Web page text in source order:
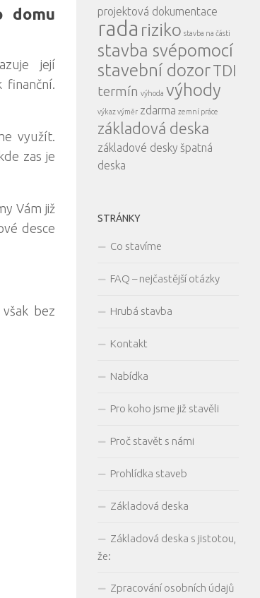
domu
její
finanční.
využít.
zas je
Vám již
desce
bez
projektová dokumentace
rada riziko stavba na části
stavba svépomocí
stavební dozorTDI
termín výhoda výhody
výkaz výměr zdarma zemní práce
základová deska
základové desky špatná
deska
STRÁNKY
Co stavíme
FAQ – nejčastější otázky
Hrubá stavba
Kontakt
Nabídka
Pro koho jsme již stavěli
Proč stavět s námi
Prohlídka staveb
Základová deska
Základová deska s jistotou,
že:
Zpracování osobních údajů